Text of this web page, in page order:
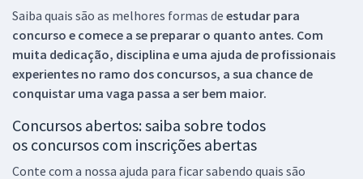
Saiba quais são as melhores formas de estudar para
concurso e comece a se preparar o quanto antes. Com
muita dedicação, disciplina e uma ajuda de profissionais
experientes no ramo dos concursos, a sua chance de
conquistar uma vaga passa a ser bem maior.
Concursos abertos: saiba sobre todos
os concursos com inscrições abertas
Conte com a nossa ajuda para ficar sabendo quais são